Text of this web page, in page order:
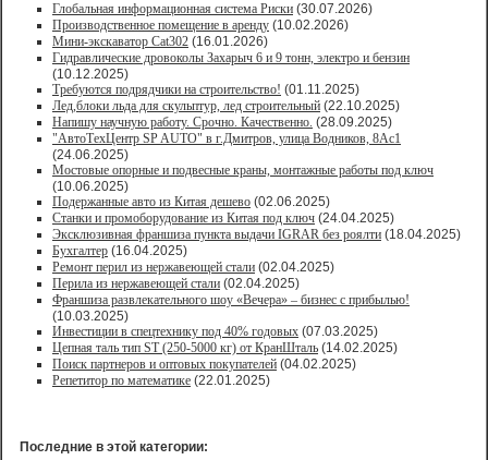
Глобальная информационная система Риски (30.07.2026)
Производственное помещение в аренду (10.02.2026)
Мини-экскаватор Cat302 (16.01.2026)
Гидравлические дровоколы Захарыч 6 и 9 тонн, электро и бензин
(10.12.2025)
Требуются подрядчики на строительство! (01.11.2025)
Лед,блоки льда для скульптур, лед строительный (22.10.2025)
Напишу научную работу. Срочно. Качественно. (28.09.2025)
"АвтоТехЦентр SP AUTO" в г.Дмитров, улица Водников, 8Ас1
(24.06.2025)
Мостовые опорные и подвесные краны, монтажные работы под ключ
(10.06.2025)
Подержанные авто из Китая дешево (02.06.2025)
Станки и промоборудование из Китая под ключ (24.04.2025)
Эксклюзивная франшиза пункта выдачи IGRAR без роялти (18.04.2025)
Бухгалтер (16.04.2025)
Ремонт перил из нержавеющей стали (02.04.2025)
Перила из нержавеющей стали (02.04.2025)
Франшиза развлекательного шоу «Вечера» – бизнес с прибылью!
(10.03.2025)
Инвестиции в спецтехнику под 40% годовых (07.03.2025)
Цепная таль тип ST (250-5000 кг) от КранШталь (14.02.2025)
Поиск партнеров и оптовых покупателей (04.02.2025)
Репетитор по математике (22.01.2025)
Последние в этой категории: